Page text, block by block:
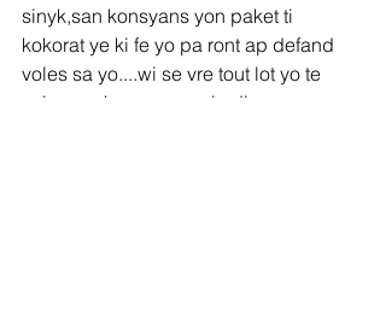
sinyk,san konsyans yon paket ti
kokorat ye ki fe yo pa ront ap defand
voles sa yo....wi se vre tout lot yo te
voles vre,kounya pep la di ase...nou